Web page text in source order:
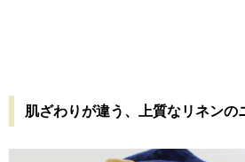
肌ざわりが違う、上質なリネンの